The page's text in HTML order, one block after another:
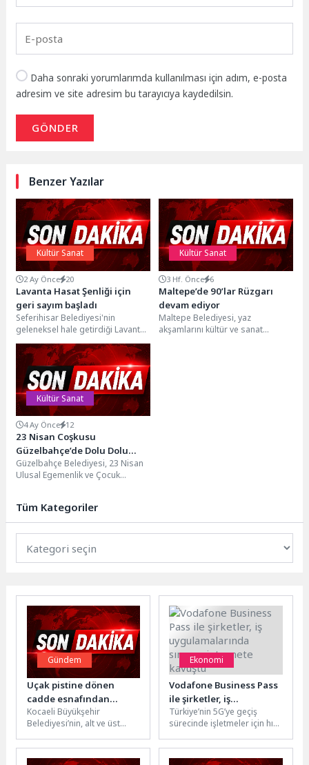
Daha sonraki yorumlarımda kullanılması için adım, e-posta
adresim ve site adresim bu tarayıcıya kaydedilsin.
GÖNDER
Benzer Yazılar
Kültür Sanat
2 Ay Önce 20
Lavanta Hasat Şenliği için
geri sayım başladı
Seferihisar Belediyesi'nin
geleneksel hale getirdiği Lavanta
Hasat Şenliği bu yıl 11'inci kez
düzenlenecek. 28 Haziran...
Kültür Sanat
3 Hf. Önce 6
Maltepe’de 90’lar Rüzgarı
devam ediyor
Maltepe Belediyesi, yaz
akşamlarını kültür ve sanat
Kültür Sanat
4 Ay Önce 12
23 Nisan Coşkusu
Güzelbahçe’de Dolu Dolu
Yaşanacak
Güzelbahçe Belediyesi, 23 Nisan
Ulusal Egemenlik ve Çocuk
Tüm Kategoriler
Gündem
Uçak pistine dönen
cadde esnafından
Büyükakın’a teşekkür
Kocaeli Büyükşehir
Belediyesi’nin, alt ve üst
Yahya Kaptan Mahallesi
Şehit Ergün Köncü...
Ekonomi
Vodafone Business Pass
ile şirketler, iş
uygulamalarında
sınırsız internete
kavuştu
Türkiye’nin 5G’ye geçiş
sürecinde işletmeler için hız,
zamankinden daha kritik
hale...